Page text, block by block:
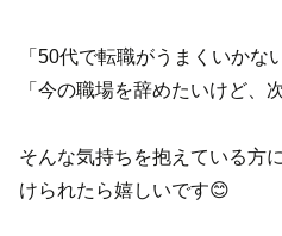
「50代で転職がうまくいかな
「今の職場を辞めたいけど、
そんな気持ちを抱えている方
けられたら嬉しいです😊